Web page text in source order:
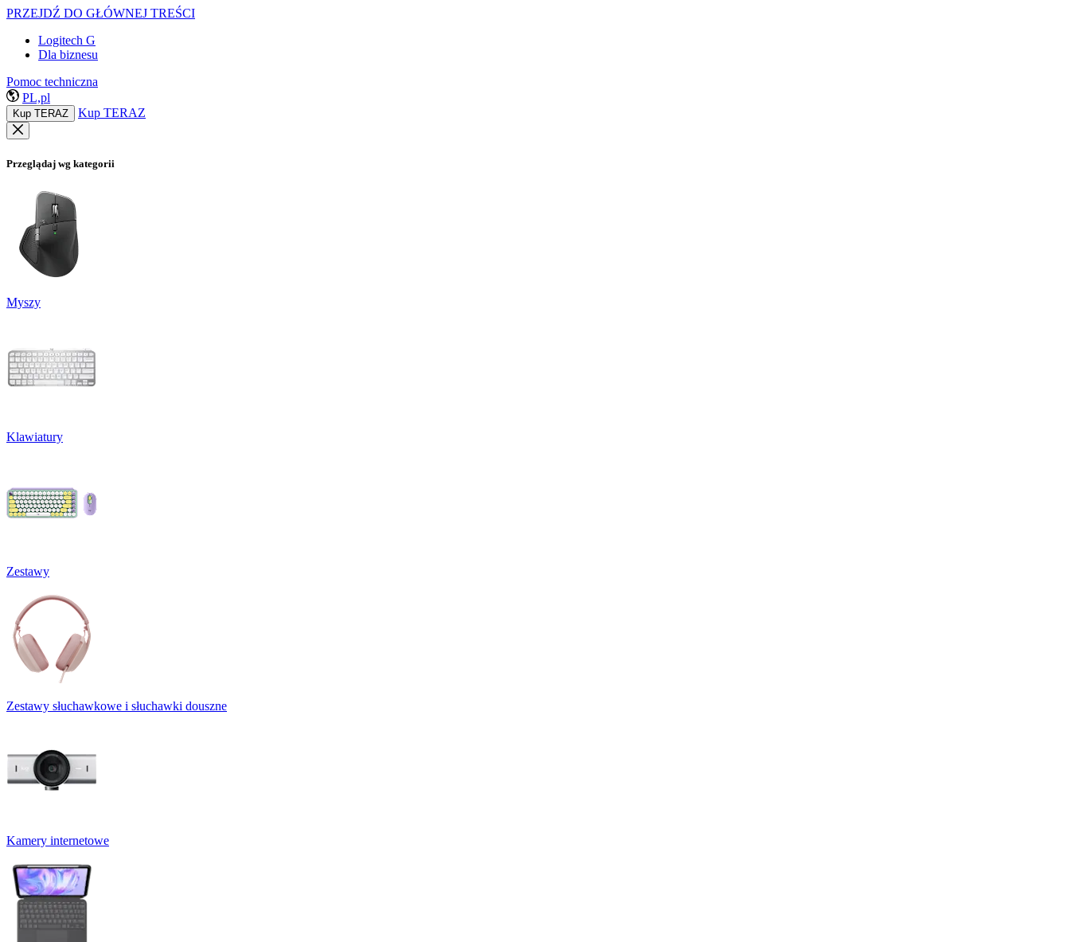
PRZEJDŹ DO GŁÓWNEJ TREŚCI
Logitech G
Dla biznesu
Pomoc techniczna
PL,pl
Kup TERAZ Kup TERAZ
Przeglądaj wg kategorii
Myszy
Klawiatury
Zestawy
Zestawy słuchawkowe i słuchawki douszne
Kamery internetowe